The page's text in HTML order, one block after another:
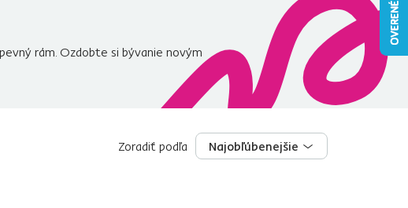
rám. Ozdobte si bývanie novým
Najobľúbenejšie
Zoradiť podľa Najobľúbenejšie